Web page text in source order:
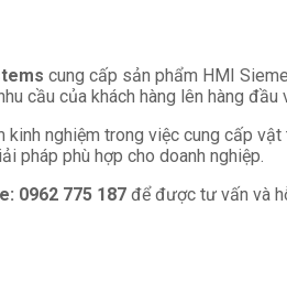
cung cấp sản phẩm HMI
cầu của khách hàng lên hàng
kinh nghiệm trong việc cung cấp
pháp phù hợp cho doanh nghiệp.
0962 775 187 để được tư vấn và